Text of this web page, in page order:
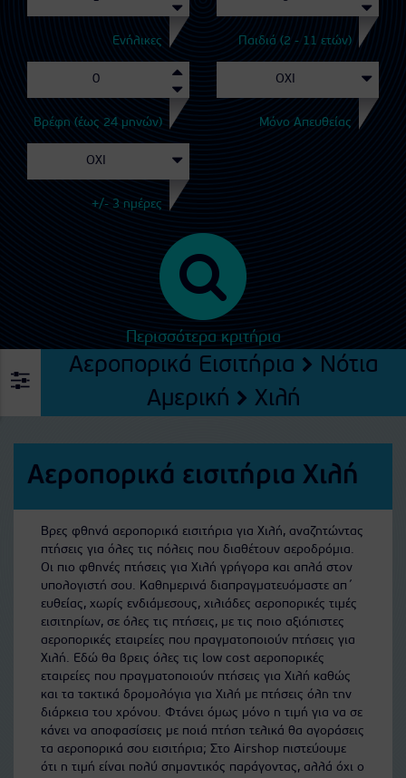
Ενήλικες Παιδιά (2 - 11 ετών)
Βρέφη (έως 24 μηνών) Μόνο Απευθείας
+/- 3 ημέρες
Περισσότερα κριτήρια
Αεροπορικά Εισιτήρια
Νότια
Αμερική
Χιλή
Αεροπορικά εισιτήρια Χιλή
Βρες φθηνά αεροπορικά εισιτήρια για Χιλή, αναζητώντας
πτήσεις για όλες τις πόλεις που διαθέτουν αεροδρόμια.
Οι πιο φθηνές πτήσεις για Χιλή γρήγορα και απλά στον
υπολογιστή σου. Καθημερινά διαπραγματευόμαστε απ΄
ευθείας, χωρίς ενδιάμεσους, χιλιάδες αεροπορικές τιμές
εισιτηρίων, σε όλες τις πτήσεις, με τις ποιο αξιόπιστες
αεροπορικές εταιρείες που πραγματοποιούν πτήσεις για
Χιλή. Εδώ θα βρεις όλες τις low cost αεροπορικές
εταιρείες που πραγματοποιούν πτήσεις για Χιλή καθώς
και τα τακτικά δρομολόγια για Χιλή με πτήσεις όλη την
διάρκεια του χρόνου. Φτάνει όμως μόνο η τιμή για να σε
κάνει να αποφασίσεις με ποιά πτήση τελικά θα αγοράσεις
τα αεροπορικά σου εισιτήρια; Στο Airshop πιστεύουμε
ότι η τιμή είναι πολύ σημαντικός παράγοντας, αλλά όχι ο